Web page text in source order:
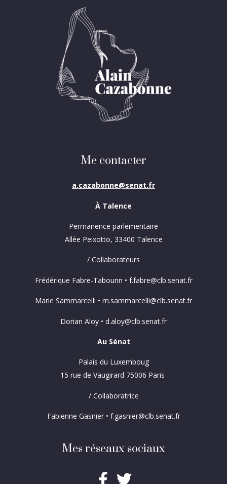
Me contacter
a.cazabonne@senat.fr
À Talence
Permanence parlementaire
Allée Peixotto, 33400 Talence
/ Collaborateurs
Frédérique Fabre-Tabourin • f.fabre@clb.senat.fr
Marie Sammarcelli • m.sammarcelli@clb.senat.fr
Dorian Aloy • d.aloy@clb.senat.fr
Au Sénat
Palais du Luxemboug
15 rue de Vaugirard 75006 Paris
/ Collaboratrice
Fabienne Gasnier • f.gasnier@clb.senat.fr
Mes réseaux sociaux